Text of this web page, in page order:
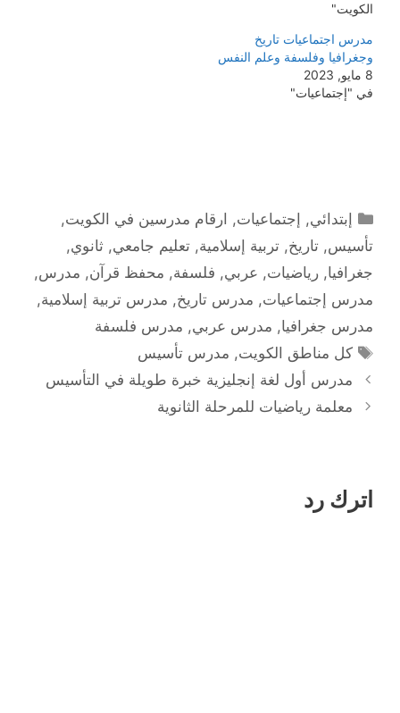
الكويت"
مدرس اجتماعيات تاريخ
وجغرافيا وفلسفة وعلم النفس
8 مايو, 2023
في "إجتماعيات"
التصنيفات
إبتدائي, إجتماعيات, ارقام مدرسين في الكويت,
تأسيس, تاريخ, تربية إسلامية, تعليم جامعي, ثانوي,
جغرافيا, رياضيات, عربي, فلسفة, محفظ قرآن, مدرس,
مدرس إجتماعيات, مدرس تاريخ, مدرس تربية إسلامية,
مدرس جغرافيا, مدرس عربي, مدرس فلسفة
الوسوم
كل مناطق الكويت, مدرس تأسيس
مدرس أول لغة إنجليزية خبرة طويلة في التأسيس
معلمة رياضيات للمرحلة الثانوية
اترك رد